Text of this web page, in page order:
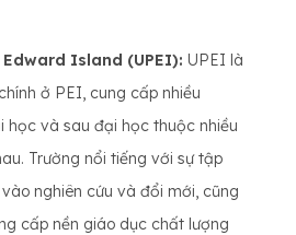
Island (UPEI): UPEI là
ở PEI, cung cấp nhiều
học và sau đại học thuộc nhiều
Trường nổi tiếng với sự tập
nghiên cứu và đổi mới, cũng
cấp nền giáo dục chất lượng